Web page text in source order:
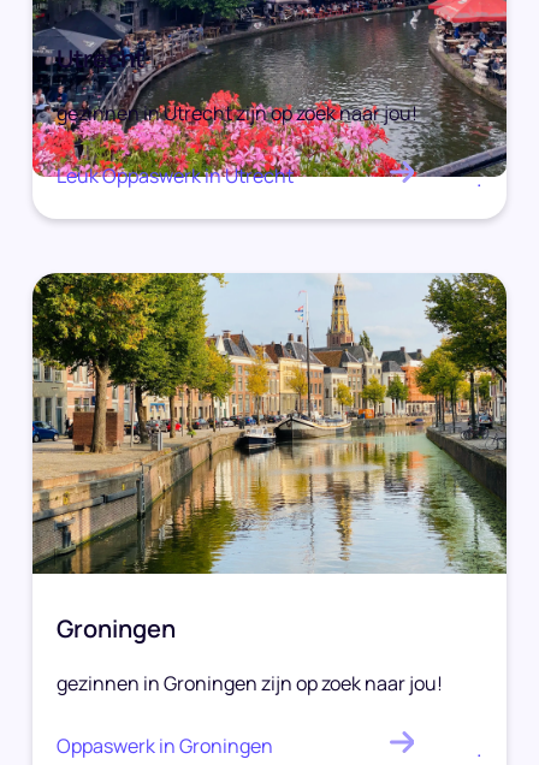
Utrecht
gezinnen in Utrecht zijn op zoek naar jou!
Leuk Oppaswerk in Utrecht .
Groningen
gezinnen in Groningen zijn op zoek naar jou!
Oppaswerk in Groningen .